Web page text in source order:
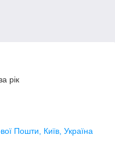
рік
Пошти, Київ, Україна